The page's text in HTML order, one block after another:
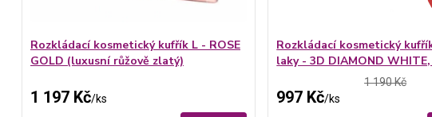
Rozkládací kosmetický kufřík L - ROSE
GOLD (luxusní růžově zlatý)
1 197 Kč/ks
Rozkládací kosmetický
laky - 3D DIAMOND
1 190 Kč
997 Kč/ks